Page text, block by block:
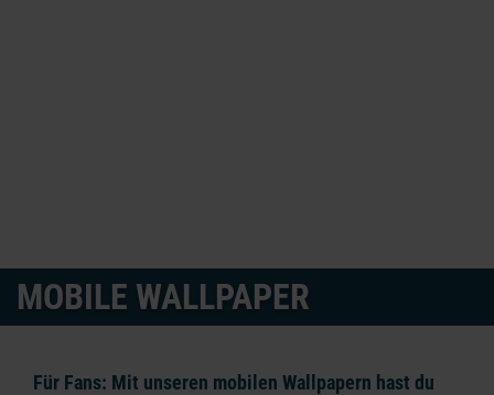
MOBILE WALLPAPER
Für Fans: Mit unseren mobilen Wallpapern hast du